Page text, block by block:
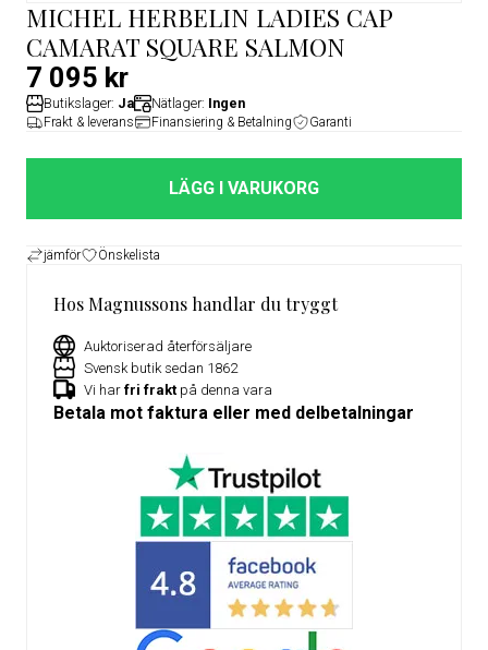
MICHEL HERBELIN LADIES CAP
CAMARAT SQUARE SALMON
7 095 kr
Butikslager: Ja Nätlager: Ingen
Frakt & leverans Finansiering & Betalning Garanti
LÄGG I VARUKORG
jämför Önskelista
Hos Magnussons handlar du tryggt
Auktoriserad återförsäljare
Svensk butik sedan 1862
Vi har fri frakt på denna vara
Betala mot faktura eller med delbetalningar